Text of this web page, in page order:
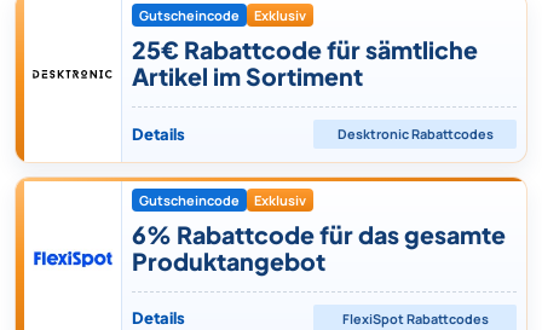
Gutscheincode Exklusiv
25€ Rabattcode für sämtliche
Artikel im Sortiment
Details DesktronicRabattcodes
Gutscheincode Exklusiv
6% Rabattcode für das gesamte
Produktangebot
Details FlexiSpotRabattcodes